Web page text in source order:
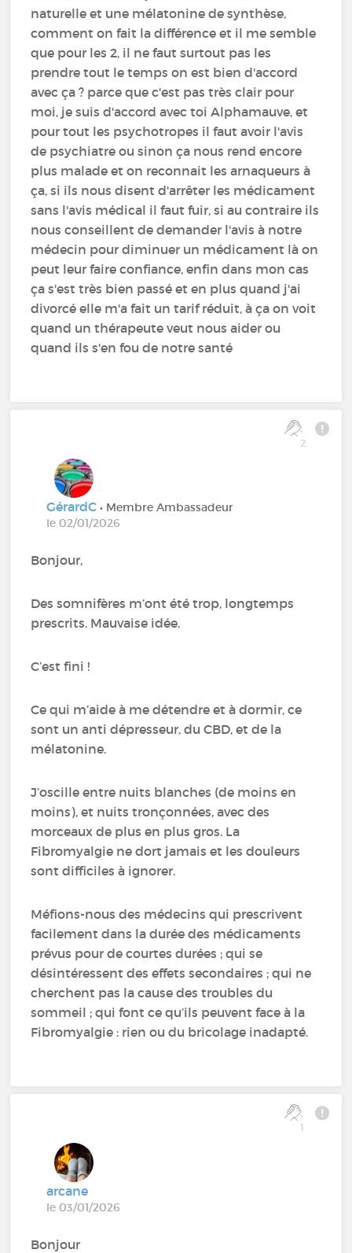
naturelle et une mélatonine de synthèse,
comment on fait la différence et il me semble
que pour les 2, il ne faut surtout pas les
prendre tout le temps on est bien d'accord
avec ça ? parce que c'est pas très clair pour
moi, je suis d'accord avec toi Alphamauve, et
pour tout les psychotropes il faut avoir l'avis
de psychiatre ou sinon ça nous rend encore
plus malade et on reconnait les arnaqueurs à
ça, si ils nous disent d'arrêter les médicament
sans l'avis médical il faut fuir, si au contraire ils
nous conseillent de demander l'avis à notre
médecin pour diminuer un médicament là on
peut leur faire confiance, enfin dans mon cas
ça s'est très bien passé et en plus quand j'ai
divorcé elle m'a fait un tarif réduit, à ça on voit
quand un thérapeute veut nous aider ou
quand ils s'en fou de notre santé
2
GérardC• Membre Ambassadeur
le 02/01/2026
Bonjour,
Des somnifères m’ont été trop, longtemps
prescrits. Mauvaise idée.
C’est fini !
Ce qui m’aide à me détendre et à dormir, ce
sont un anti dépresseur, du CBD, et de la
mélatonine.
J’oscille entre nuits blanches (de moins en
moins), et nuits tronçonnées, avec des
morceaux de plus en plus gros. La
Fibromyalgie ne dort jamais et les douleurs
sont difficiles à ignorer.
Méfions-nous des médecins qui prescrivent
facilement dans la durée des médicaments
prévus pour de courtes durées ; qui se
désintéressent des effets secondaires ; qui ne
cherchent pas la cause des troubles du
sommeil ; qui font ce qu’ils peuvent face à la
Fibromyalgie : rien ou du bricolage inadapté.
1
arcane
le 03/01/2026
Bonjour